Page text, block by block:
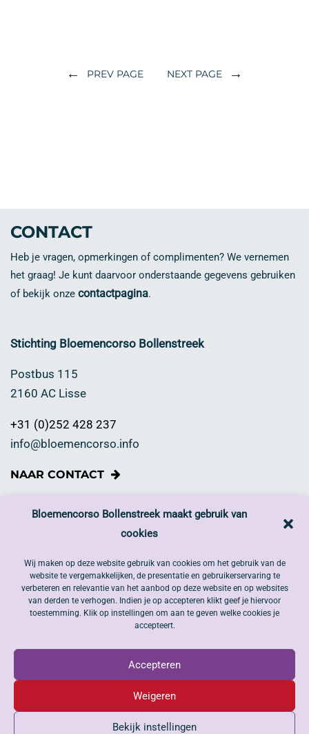
Bloemencorso Bollenstreek maakt gebruik van
cookies
Wij maken op deze website gebruik van cookies om het gebruik van de
website te vergemakkelijken, de presentatie en gebruikerservaring te
verbeteren en relevantie van het aanbod op deze website en op websites
van derden te verhogen. Indien je op accepteren klikt geef je hiervoor
toestemming. Klik op instellingen om aan te geven welke cookies je
accepteert.
Accepteren
Weigeren
Bekijk instellingen
← PREV PAGE NEXT PAGE →
CONTACT
Heb je vragen, opmerkingen of complimenten? We vernemen
het graag! Je kunt daarvoor onderstaande gegevens gebruiken
of bekijk onze contactpagina.
Stichting Bloemencorso Bollenstreek
Postbus 115
2160 AC Lisse
+31 (0)252 428 237
info@bloemencorso.info
NAAR CONTACT
Wil je bijdragen?
Draag jij het Bloemencorso Bollenstreek een warm hart
toe en wil jij ook graag iets doen?
DONEER NU
Volg ons op social media
Algemene voorwaarden |Privacyverklaring